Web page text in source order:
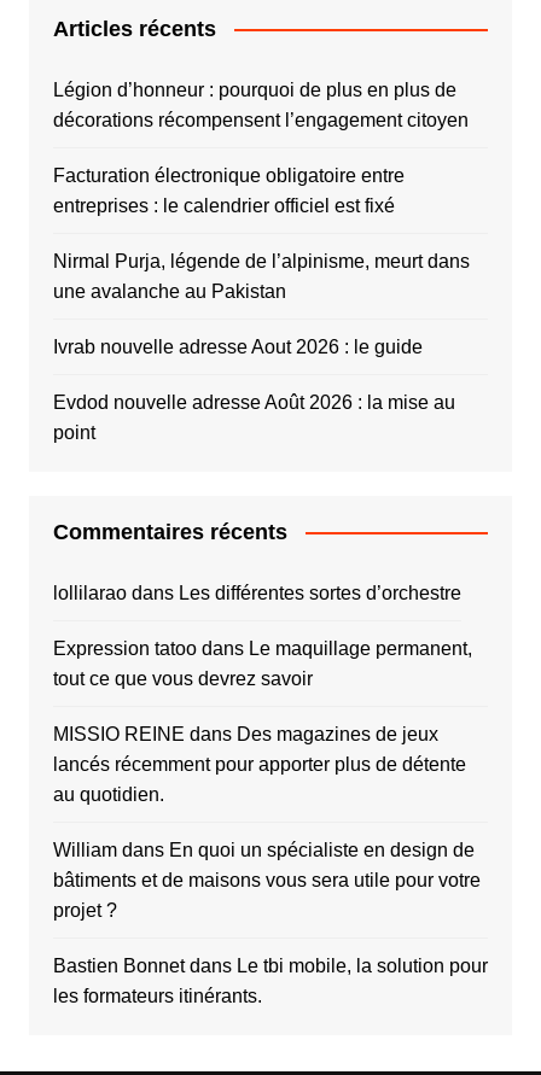
Articles récents
Légion d’honneur : pourquoi de plus en plus de
décorations récompensent l’engagement citoyen
Facturation électronique obligatoire entre
entreprises : le calendrier officiel est fixé
Nirmal Purja, légende de l’alpinisme, meurt dans
une avalanche au Pakistan
Ivrab nouvelle adresse Aout 2026 : le guide
Evdod nouvelle adresse Août 2026 : la mise au
point
Commentaires récents
lollilaraodans Les différentes sortes d’orchestre
Expression tatoodans Le maquillage permanent,
tout ce que vous devrez savoir
MISSIO REINE dans Des magazines de jeux
lancés récemment pour apporter plus de détente
au quotidien.
Williamdans En quoi un spécialiste en design de
bâtiments et de maisons vous sera utile pour votre
projet ?
Bastien Bonnetdans Le tbi mobile, la solution pour
les formateurs itinérants.